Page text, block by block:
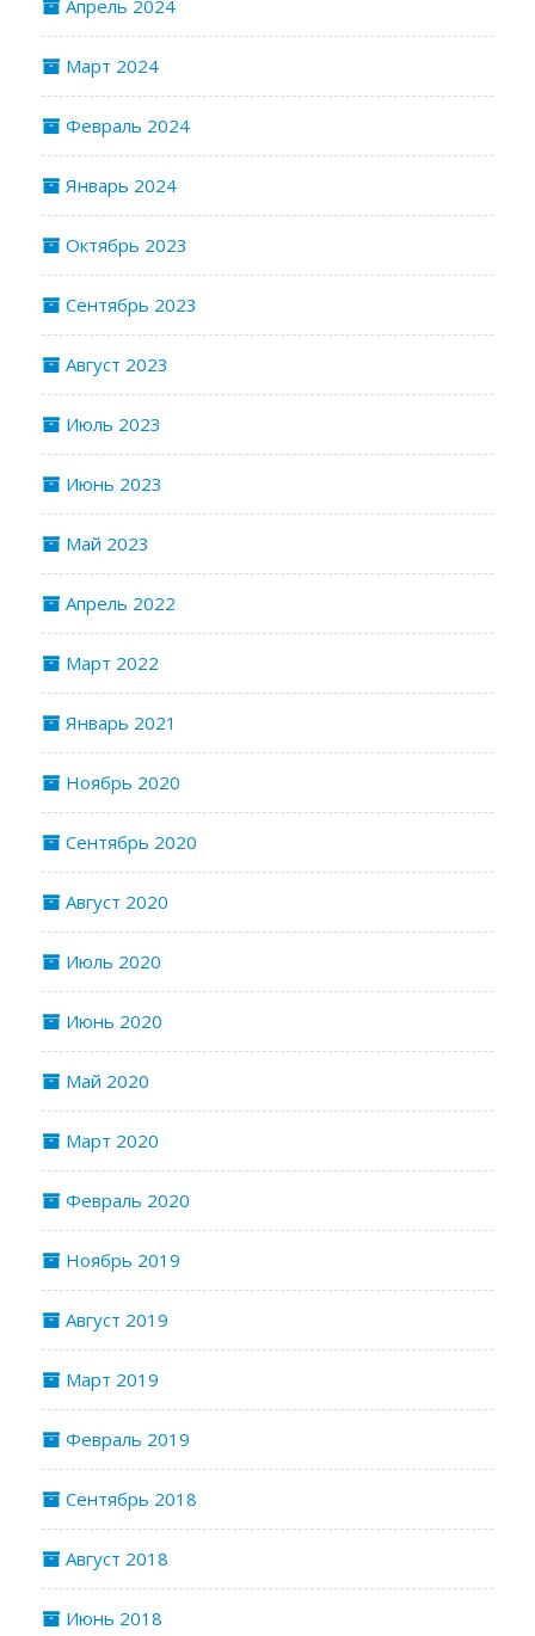
Апрель 2024
Март 2024
Февраль 2024
Январь 2024
Октябрь 2023
Сентябрь 2023
Август 2023
Июль 2023
Июнь 2023
Май 2023
Апрель 2022
Март 2022
Январь 2021
Ноябрь 2020
Сентябрь 2020
Август 2020
Июль 2020
Июнь 2020
Май 2020
Март 2020
Февраль 2020
Ноябрь 2019
Август 2019
Март 2019
Февраль 2019
Сентябрь 2018
Август 2018
Июнь 2018